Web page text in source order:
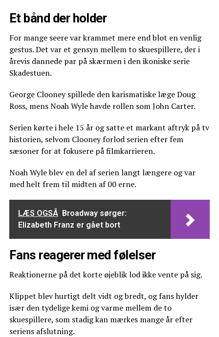
Et bånd der holder
For mange seere var krammet mere end blot en venlig
gestus. Det var et gensyn mellem to skuespillere, der i
årevis dannede par på skærmen i den ikoniske serie
Skadestuen.
George Clooney spillede den karismatiske læge Doug
Ross, mens Noah Wyle havde rollen som John Carter.
Serien kørte i hele 15 år og satte et markant aftryk på tv
historien, selvom Clooney forlod serien efter fem
sæsoner for at fokusere på filmkarrieren.
Noah Wyle blev en del af serien langt længere og var
med helt frem til midten af 00 erne.
LÆS OGSÅ Broadway sørger:
Elizabeth Franz er gået bort
Fans reagerer med følelser
Reaktionerne på det korte øjeblik lod ikke vente på sig.
Klippet blev hurtigt delt vidt og bredt, og fans hylder
især den tydelige kemi og varme mellem de to
skuespillere, som stadig kan mærkes mange år efter
seriens afslutning.